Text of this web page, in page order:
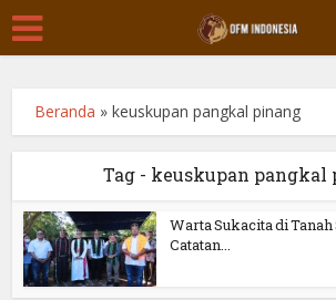
Beranda »keuskupan pangkal pinang
Tag - keuskupan pangkal
Warta Sukacita di Tanah
Catatan...